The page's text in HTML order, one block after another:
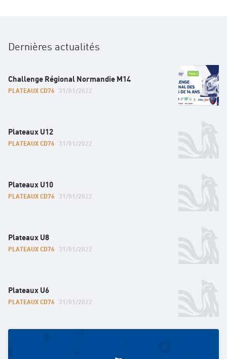
Dernières actualités
Challenge Régional Normandie M14
PLATEAUX CD76 31/01/2022
Plateaux U12
PLATEAUX CD76 31/01/2022
Plateaux U10
PLATEAUX CD76 31/01/2022
Plateaux U8
PLATEAUX CD76 31/01/2022
Plateaux U6
PLATEAUX CD76 31/01/2022